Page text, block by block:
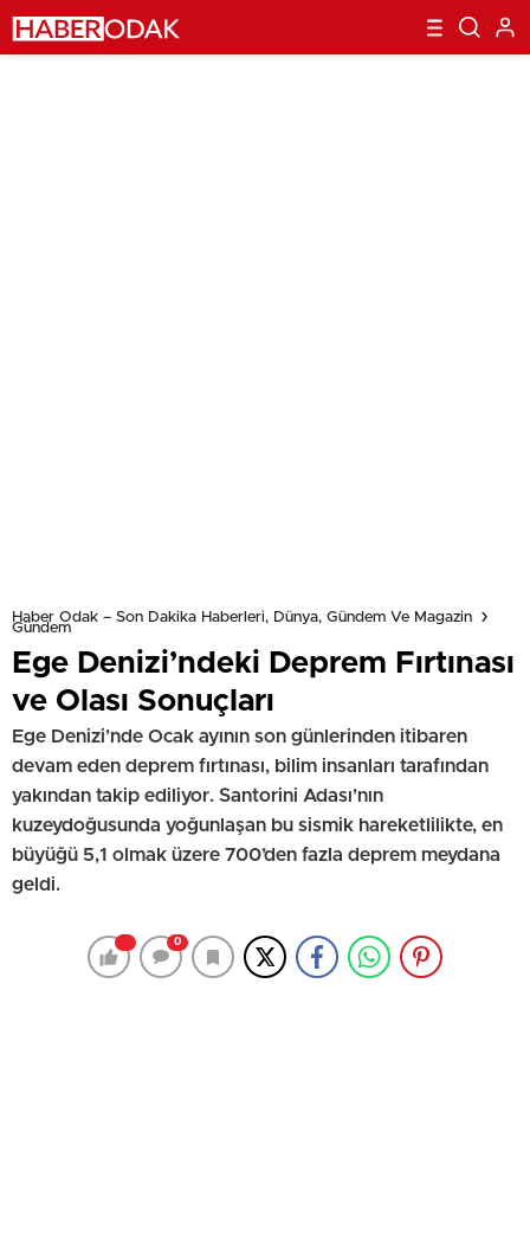
Haber Odak – Son Dakika Haberleri, Dünya, Gündem Ve Magazin
Gündem
Ege Denizi’ndeki Deprem Fırtınası
ve Olası Sonuçları
Ege Denizi’nde Ocak ayının son günlerinden itibaren
devam eden deprem fırtınası, bilim insanları tarafından
yakından takip ediliyor. Santorini Adası’nın
kuzeydoğusunda yoğunlaşan bu sismik hareketlilikte, en
büyüğü 5,1 olmak üzere 700’den fazla deprem meydana
geldi.
0